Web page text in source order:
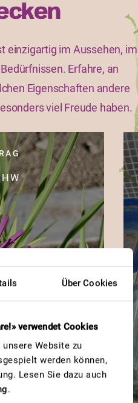
Über Cookies
verwendet Cookies
Website zu
werden können,
Lesen Sie dazu auch
.
einzigartig im Aussehen, im
Erfahre, an
Eigenschaften andere
viel Freude haben.